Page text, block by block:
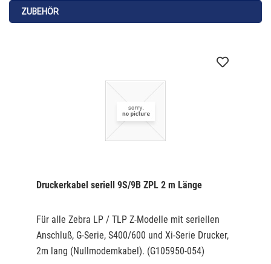
heisst mit einer Farbbandrolle kann 1 Etikettenrolle
bedruckt werden.
ZUBEHÖR
Druckerkabel seriell 9S/9B ZPL 2 m Länge
Für alle Zebra LP / TLP Z-Modelle mit seriellen
Anschluß, G-Serie, S400/600 und Xi-Serie Drucker,
2m lang (Nullmodemkabel). (G105950-054)